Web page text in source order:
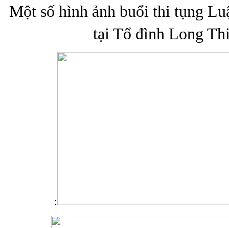
Một số hình ảnh buổi thi tụng
tại Tổ đình Long
: